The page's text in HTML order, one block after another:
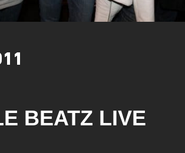
BEATZ LIVE